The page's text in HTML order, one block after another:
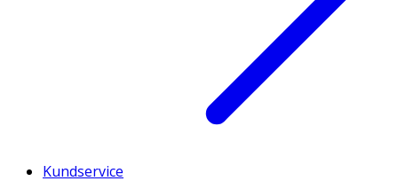
Kundservice